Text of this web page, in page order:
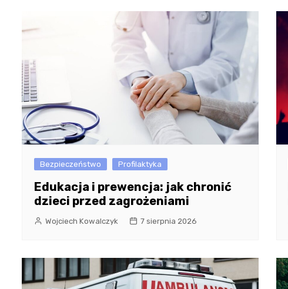
Bezpieczeństwo Profilaktyka
Edukacja i prewencja: jak chronić
dzieci przed zagrożeniami
Wojciech Kowalczyk 7 sierpnia 2026